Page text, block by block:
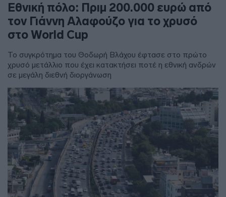
Εθνική πόλο: Πριμ 200.000 ευρώ από
τον Γιάννη Αλαφούζο για το χρυσό
στο World Cup
Το συγκρότημα του Θοδωρή Βλάχου έφτασε στο πρώτο
χρυσό μετάλλιο που έχει κατακτήσει ποτέ η εθνική ανδρών
σε μεγάλη διεθνή διοργάνωση